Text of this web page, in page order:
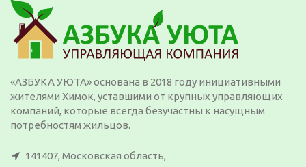
«АЗБУКА УЮТА» основана в 2018 году инициативными
жителями Химок, уставшими от крупных управляющих
компаний, которые всегда безучастны к насущным
потребностям жильцов.
141407, Московская область,